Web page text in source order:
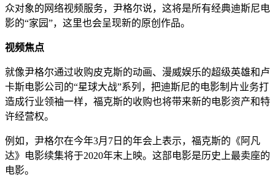
众对象的网络视频服务，尹格尔说，这将是所有经典迪斯尼电
影的“家园”，这里也会呈现新的原创作品。
视频焦点
就像尹格尔通过收购皮克斯的动画、漫威娱乐的超级英雄和卢
卡斯电影公司的“星球大战”系列，把迪斯尼的电影制片业务打
造成行业领袖一样，福克斯的收购也将带来新的电影资产和特
许经营权。
例如，尹格尔在今年3月7日的年会上表示，福克斯的《阿凡
达》电影续集将于2020年末上映。这部电影是历史上最卖座的
电影。